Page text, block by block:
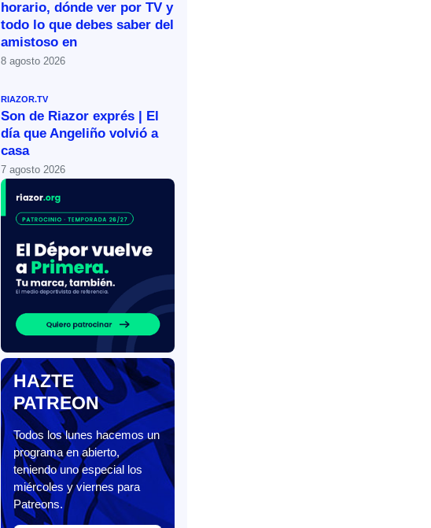
horario, dónde ver por TV y
todo lo que debes saber del
amistoso en
8 agosto 2026
RIAZOR.TV
Son de Riazor exprés | El
día que Angeliño volvió a
casa
7 agosto 2026
HAZTE
PATREON
Todos los lunes hacemos un
programa en abierto,
teniendo uno especial los
miércoles y viernes para
Patreons.